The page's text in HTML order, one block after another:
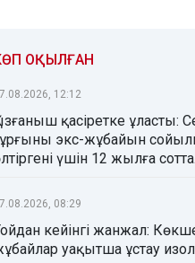
ОҚЫЛҒАН
12:12
қасіретке ұласты:
экс-жұбайын
үшін 12 жылға
08:29
кейінгі жанжал:
уақытша ұстау